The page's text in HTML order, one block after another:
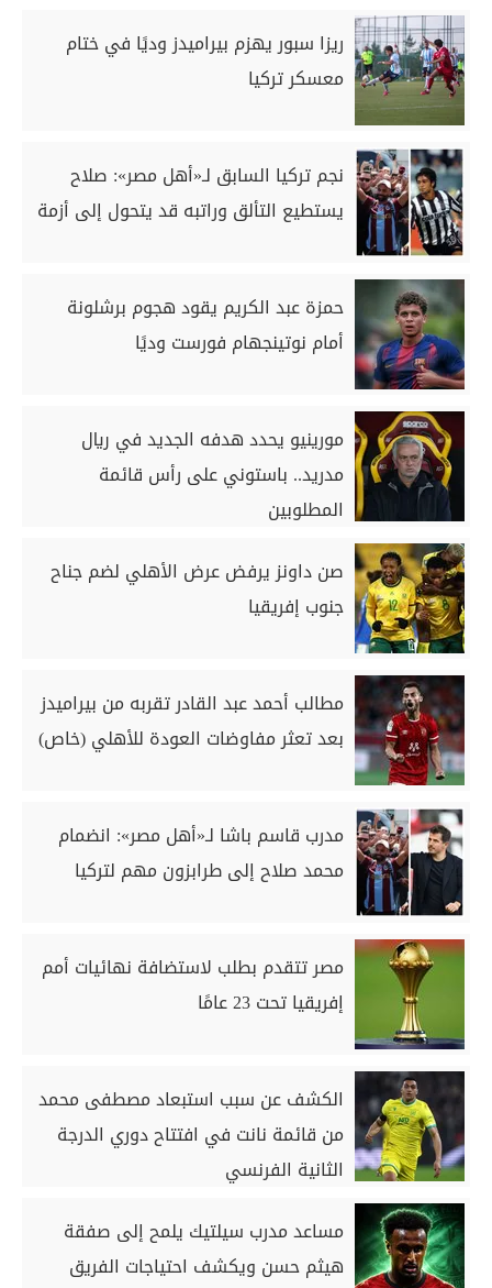
ريزا سبور يهزم بيراميدز وديًا في ختام
معسكر تركيا
نجم تركيا السابق لـ«أهل مصر»: صلاح
يستطيع التألق وراتبه قد يتحول إلى أزمة
حمزة عبد الكريم يقود هجوم برشلونة
أمام نوتينجهام فورست وديًا
مورينيو يحدد هدفه الجديد في ريال
مدريد.. باستوني على رأس قائمة
المطلوبين
صن داونز يرفض عرض الأهلي لضم جناح
جنوب إفريقيا
مطالب أحمد عبد القادر تقربه من بيراميدز
بعد تعثر مفاوضات العودة للأهلي (خاص)
مدرب قاسم باشا لـ«أهل مصر»: انضمام
محمد صلاح إلى طرابزون مهم لتركيا
مصر تتقدم بطلب لاستضافة نهائيات أمم
إفريقيا تحت 23 عامًا
الكشف عن سبب استبعاد مصطفى محمد
من قائمة نانت في افتتاح دوري الدرجة
الثانية الفرنسي
مساعد مدرب سيلتيك يلمح إلى صفقة
هيثم حسن ويكشف احتياجات الفريق